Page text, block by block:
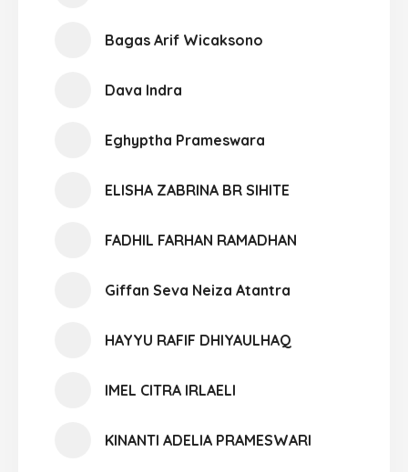
Bagas Arif Wicaksono
Dava Indra
Eghyptha Prameswara
ELISHA ZABRINA BR SIHITE
FADHIL FARHAN RAMADHAN
Giffan Seva Neiza Atantra
HAYYU RAFIF DHIYAULHAQ
IMEL CITRA IRLAELI
KINANTI ADELIA PRAMESWARI